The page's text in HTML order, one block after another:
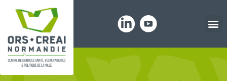
Panneau de gestion des cookies